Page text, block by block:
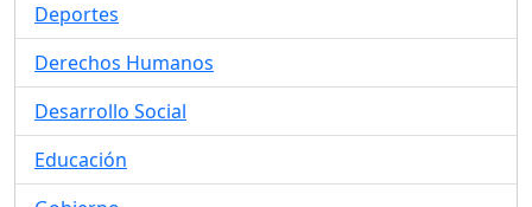
Deportes
Derechos Humanos
Desarrollo Social
Educación